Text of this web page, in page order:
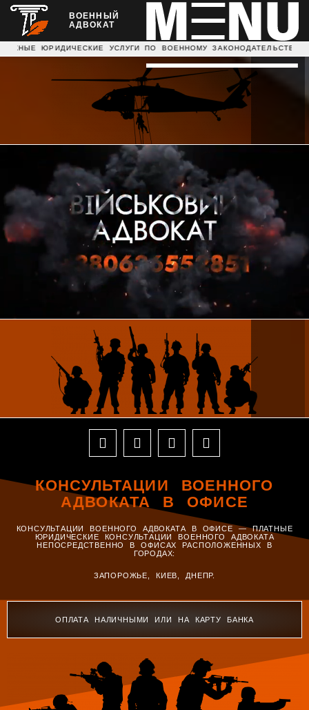
ВОЕННЫЙ
АДВОКАТ
УСЛУГИ ПО ВОЕННОМУ ЗАКОНОДАТЕЛЬСТВУ
КОНСУЛЬТАЦИИ ВОЕННОГО
АДВОКАТА В ОФИСЕ
КОНСУЛЬТАЦИИ ВОЕННОГО АДВОКАТА В ОФИСЕ — ПЛАТНЫЕ
ЮРИДИЧЕСКИЕ КОНСУЛЬТАЦИИ ВОЕННОГО АДВОКАТА
НЕПОСРЕДСТВЕННО В ОФИСАХ РАСПОЛОЖЕННЫХ В
ГОРОДАХ:
ЗАПОРОЖЬЕ, КИЕВ, ДНЕПР.
ОПЛАТА НАЛИЧНЫМИ ИЛИ НА КАРТУ БАНКА